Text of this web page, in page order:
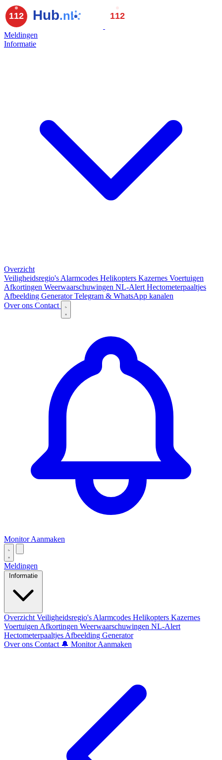
Meldingen
Informatie
Overzicht
Veiligheidsregio's Alarmcodes Helikopters Kazernes Voertuigen
Afkortingen Weerwaarschuwingen NL-Alert Hectometerpaaltjes
Afbeelding GeneratorTelegram & WhatsApp kanalen
Over ons Contact
Monitor Aanmaken
Meldingen
Informatie
Overzicht Veiligheidsregio's Alarmcodes Helikopters Kazernes
Voertuigen Afkortingen Weerwaarschuwingen NL-Alert
Hectometerpaaltjes Afbeelding Generator
Over ons Contact 🔔 Monitor Aanmaken